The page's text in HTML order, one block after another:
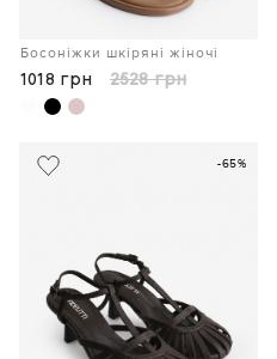
Босоніжки шкіряні жіночі
1018 грн 2528 грн
-65%